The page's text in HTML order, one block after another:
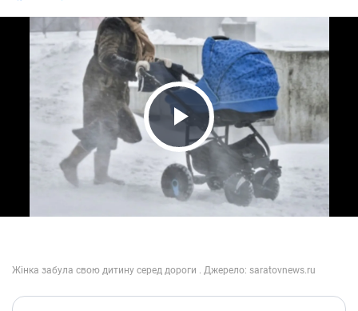
Play Video